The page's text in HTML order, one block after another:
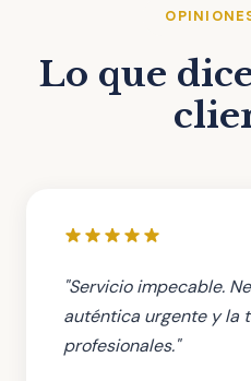
Lo que
"Servicio impecable.
auténtica urgente y la
profesionales."